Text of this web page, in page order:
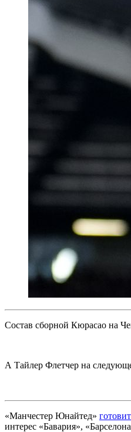
Состав сборной Кюрасао на
А Тайлер Флетчер на
«Манчестер Юнайтед»
интерес «Бавария»,